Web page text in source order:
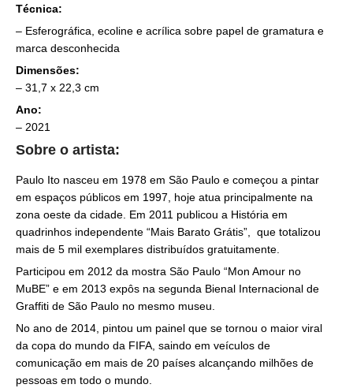
Técnica:
– Esferográfica, ecoline e acrílica sobre papel de gramatura e
marca desconhecida
Dimensões:
– 31,7 x 22,3 cm
Ano:
– 2021
Sobre o artista:
Paulo Ito nasceu em 1978 em São Paulo e começou a pintar
em espaços públicos em 1997, hoje atua principalmente na
zona oeste da cidade. Em 2011 publicou a História em
quadrinhos independente “Mais Barato Grátis”, que totalizou
mais de 5 mil exemplares distribuídos gratuitamente.
Participou em 2012 da mostra São Paulo “Mon Amour no
MuBE” e em 2013 expôs na segunda Bienal Internacional de
Graffiti de São Paulo no mesmo museu.
No ano de 2014, pintou um painel que se tornou o maior viral
da copa do mundo da FIFA, saindo em veículos de
comunicação em mais de 20 países alcançando milhões de
pessoas em todo o mundo.